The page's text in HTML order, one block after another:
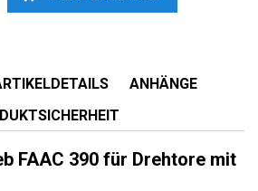
ANHÄNGE
FAAC 390 für Drehtore mit